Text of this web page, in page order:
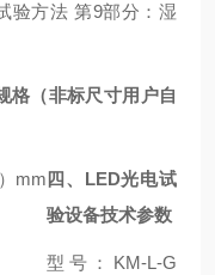
验方法 第9部分：湿
格（非标尺寸用户自
mm四、 LED光电试
验设备技术参数
型号：KM-L-G